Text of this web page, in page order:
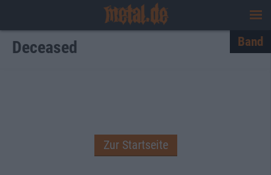
Deceased Band
Zur Startseite